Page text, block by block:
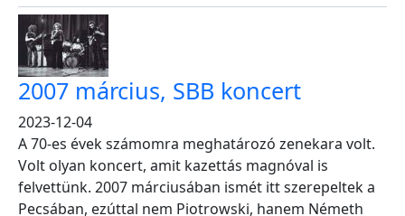
2007 március, SBB koncert
2023-12-04
A 70-es évek számomra meghatározó zenekara volt.
Volt olyan koncert, amit kazettás magnóval is
felvettünk. 2007 márciusában ismét itt szerepeltek a
Pecsában, ezúttal nem Piotrowski, hanem Németh